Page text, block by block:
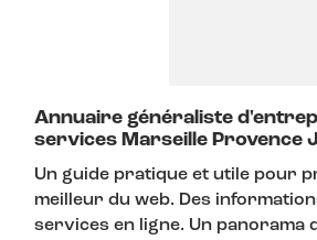
Annuaire généraliste
services Marseille Provence
Un guide pratique et utile pour
meilleur du web. Des
services en ligne. Un panorama